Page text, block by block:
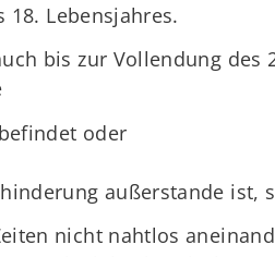
Lebensjahres.
bis zur Vollendung des
oder
außerstande ist,
nicht nahtlos